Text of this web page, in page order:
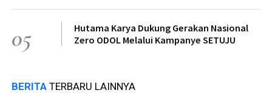
05
Hutama Karya Dukung Gerakan Nasional
Zero ODOL Melalui Kampanye SETUJU
BERITA TERBARU LAINNYA